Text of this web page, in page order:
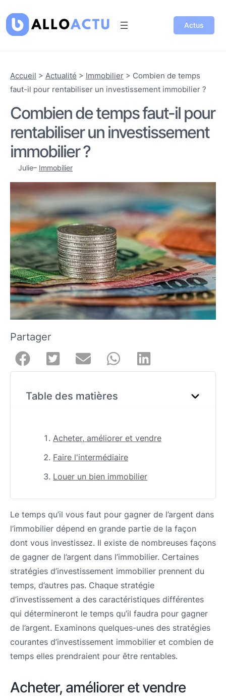
Actus
Accueil > Actualité > Immobilier > Combien de temps
faut-il pour rentabiliser un investissement immobilier ?
Combien de temps faut-il pour
rentabiliser un investissement
immobilier ?
Julie– Immobilier
Partager
Table des matières
Acheter, améliorer et vendre
Faire l'intermédiaire
Louer un bien immobilier
Le temps qu’il vous faut pour gagner de l’argent dans
l’immobilier dépend en grande partie de la façon
dont vous investissez. Il existe de nombreuses façons
de gagner de l’argent dans l’immobilier. Certaines
stratégies d’investissement immobilier prennent du
temps, d’autres pas. Chaque stratégie
d’investissement a des caractéristiques différentes
qui détermineront le temps qu’il faudra pour gagner
de l’argent. Examinons quelques-unes des stratégies
courantes d’investissement immobilier et combien de
temps elles prendraient pour être rentables.
Acheter, améliorer et vendre